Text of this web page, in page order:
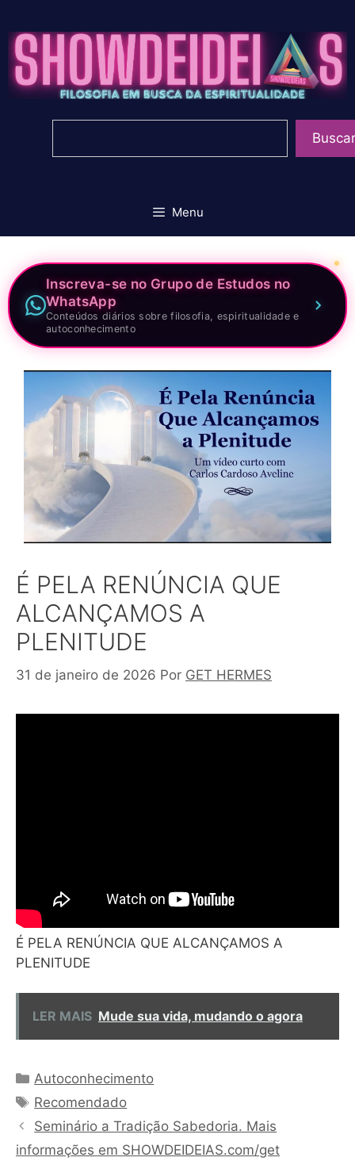
para
conteúdo
Buscar
Menu
Inscreva-se no Grupo de Estudos no
WhatsApp
Conteúdos diários sobre filosofia, espiritualidade e
autoconhecimento
É PELA RENÚNCIA QUE
ALCANÇAMOS A
PLENITUDE
31 de janeiro de 2026 Por GET HERMES
É PELA RENÚNCIA QUE ALCANÇAMOS A
PLENITUDE
LER MAIS Mude sua vida, mudando o agora
Categorias
Autoconhecimento
Tags
Recomendado
Seminário a Tradição Sabedoria. Mais
informações em SHOWDEIDEIAS.com/get